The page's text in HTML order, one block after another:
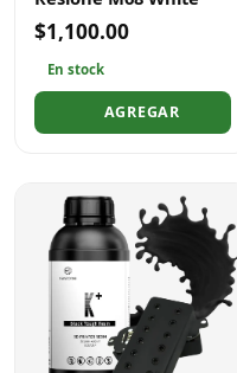
$1,100.00
En stock
AGREGAR